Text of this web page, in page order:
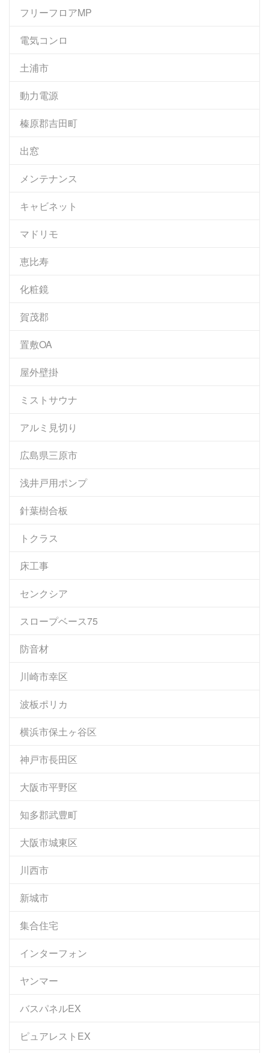
フリーフロアMP
電気コンロ
土浦市
動力電源
榛原郡吉田町
出窓
メンテナンス
キャビネット
マドリモ
恵比寿
化粧鏡
賀茂郡
置敷OA
屋外壁掛
ミストサウナ
アルミ見切り
広島県三原市
浅井戸用ポンプ
針葉樹合板
トクラス
床工事
センクシア
スロープベース75
防音材
川崎市幸区
波板ポリカ
横浜市保土ヶ谷区
神戸市長田区
大阪市平野区
知多郡武豊町
大阪市城東区
川西市
新城市
集合住宅
インターフォン
ヤンマー
バスパネルEX
ピュアレストEX